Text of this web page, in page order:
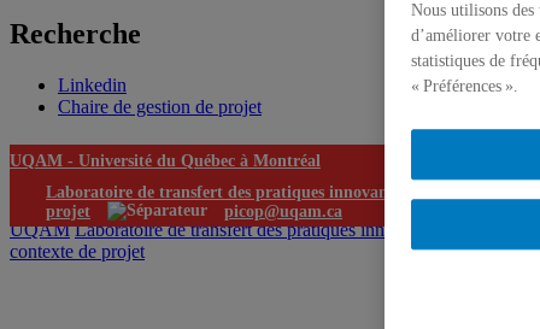
Recherche
Linkedin
Chaire de gestion de projet
UQAM - Université du Québec à Montréal
Laboratoire de transfert des pratiques innovantes en contexte de
projet
picop@uqam.ca
UQAM Laboratoire de transfert des pratiques innovantes en
contexte de projet
Nous utilisons
d’améliorer votre
statistiques de
« Préférences ».